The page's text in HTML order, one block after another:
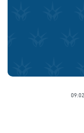
09:02